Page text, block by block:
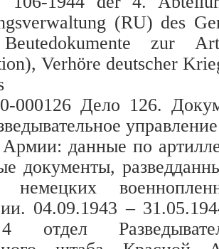
(RU) des
zur
Verhöre deutscher
000126 Дело 126.
данные по
документы,
немецких
04.09.1943 –
отдел